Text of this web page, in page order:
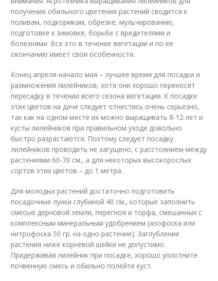
получения обильного цветения растений сводится к
поливам, подкормкам, обрезке, мульчированию,
подготовке к зимовке, борьбе с вредителями и
болезнями. Все это в течение вегетации и по ее
окончанию имеет свои особенности.
Конец апреля-начало мая – лучшее время для посадки и
размножения лилейников, хотя они хорошо переносят
пересадку в течении всего сезона вегетации. К посадке
этих цветов на даче следует отнестись очень серьезно,
так как на одном месте их можно выращивать 8-12 лет и
кусты лилейников при правильном уходе довольно
быстро разрастаются. Поэтому следует посадку
лилейников проводить не загущено, с расстоянием между
растениями 60-70 см., а для некоторых высокорослых
сортов этих цветов – до 1 метра.
Для молодых растений достаточно подготовить
посадочные лунки глубиной 40 см., которые заполнить
смесью дерновой земли, перегноя и торфа, смешанных с
комплексным минеральным удобрением (азофоска или
нитрофоска 50 гр. на одно растение). Заглубление
растения ниже корневой шейки не допустимо.
Придерживая лилейник при посадке, хорошо уплотните
почвенную смесь и обильно полейте куст.